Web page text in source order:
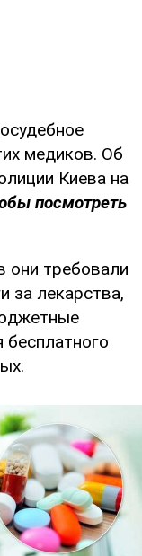
медиков. Об
Киева на
посмотреть
они требовали
за лекарства,